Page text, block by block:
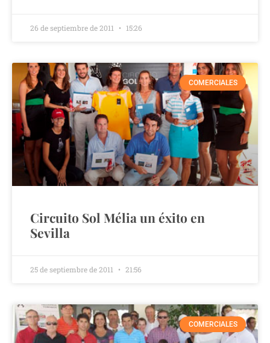
26 de septiembre de 2011 15:26
COMERCIALES
Circuito Sol Mélia un éxito en
Sevilla
25 de septiembre de 2011 21:56
COMERCIALES